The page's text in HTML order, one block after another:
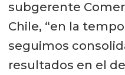
subgerente
Chile, “en la
seguimos
resultados en el